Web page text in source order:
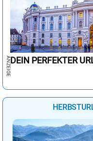
DEIN PERFEKTER